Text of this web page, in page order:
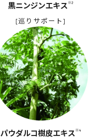
黒ニンジンエキス ※2
[巡りサポート]
パウダルコ樹皮エキス ※4